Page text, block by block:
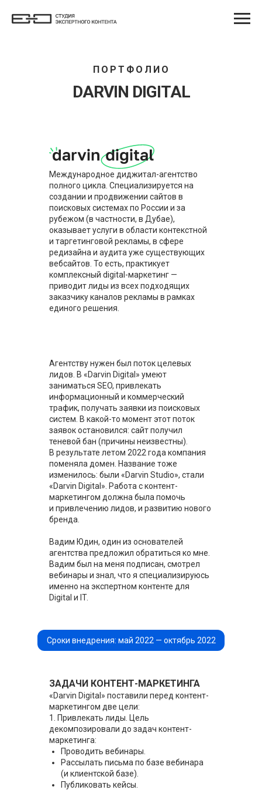
ПОРТФОЛИО
DARVIN DIGITAL
Международное диджитал-агентство
полного цикла. Специализируется на
создании и продвижении сайтов в
поисковых системах по России и за
рубежом (в частности, в Дубае),
оказывает услуги в области контекстной
и таргетинговой рекламы, в сфере
редизайна и аудита уже существующих
вебсайтов. То есть, практикует
комплексный digital-маркетинг —
приводит лиды из всех подходящих
заказчику каналов рекламы в рамках
единого решения.
Агентству нужен был поток целевых
лидов. В «Darvin Digital» умеют
заниматься SEO, привлекать
информационный и коммерческий
трафик, получать заявки из поисковых
систем. В какой-то момент этот поток
заявок остановился: сайт получил
теневой бан (причины неизвестны).
В результате летом 2022 года компания
поменяла домен. Название тоже
изменилось: были «Darvin Studio», стали
«Darvin Digital». Работа с контент-
маркетингом должна была помочь
и привлечению лидов, и развитию нового
бренда.
Вадим Юдин, один из основателей
агентства предложил обратиться ко мне.
Вадим был на меня подписан, смотрел
вебинары и знал, что я специализируюсь
именно на экспертном контенте для
Digital и IT.
Сроки внедрения: май 2022 — октябрь 2022
ЗАДАЧИ КОНТЕНТ-МАРКЕТИНГА
«Darvin Digital» поставили перед контент-
маркетингом две цели:
1. Привлекать лиды. Цель
декомпозировали до задач контент-
маркетинга:
Проводить вебинары.
Рассылать письма по базе вебинара
(и клиентской базе).
Публиковать кейсы.